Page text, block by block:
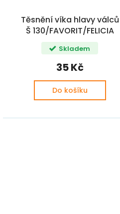
Těsnění víka hlavy válců
Š 130/FAVORIT/FELICIA
1,3/FABIA 1,4MPI
Skladem
35 Kč
Do košíku